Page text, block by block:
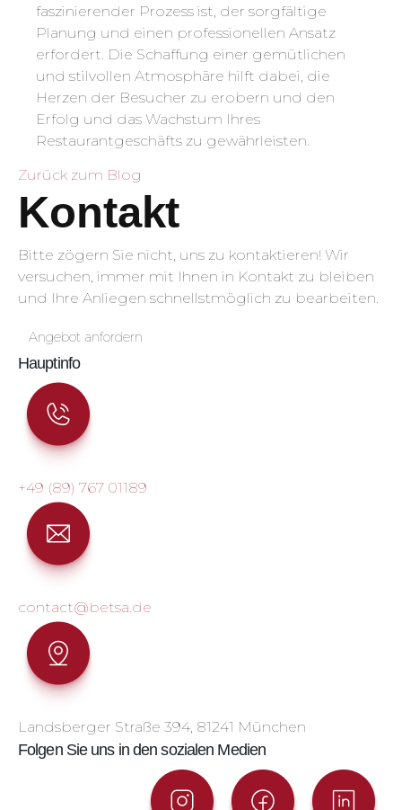
faszinierender Prozess ist, der sorgfältige
Planung und einen professionellen Ansatz
erfordert. Die Schaffung einer gemütlichen
und stilvollen Atmosphäre hilft dabei, die
Herzen der Besucher zu erobern und den
Erfolg und das Wachstum Ihres
Restaurantgeschäfts zu gewährleisten.
Zurück zum Blog
Kontakt
Bitte zögern Sie nicht, uns zu kontaktieren! Wir
versuchen, immer mit Ihnen in Kontakt zu bleiben
und Ihre Anliegen schnellstmöglich zu bearbeiten.
Angebot anfordern
Hauptinfo
+49 (89) 767 01189
contact@betsa.de
Landsberger Straße 394, 81241 München
Folgen Sie uns in den sozialen Medien